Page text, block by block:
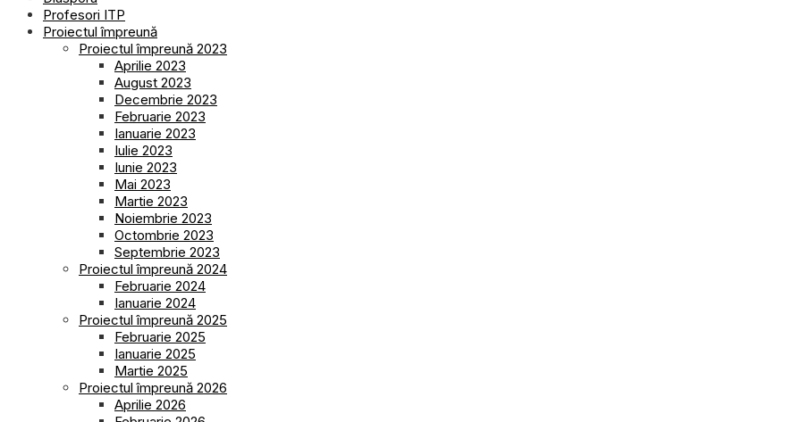
Profesori ITP
Proiectul împreună
Proiectul împreună 2023
Aprilie 2023
August 2023
Decembrie 2023
Februarie 2023
Ianuarie 2023
Iulie 2023
Iunie 2023
Mai 2023
Martie 2023
Noiembrie 2023
Octombrie 2023
Septembrie 2023
Proiectul împreună 2024
Februarie 2024
Ianuarie 2024
Proiectul împreună 2025
Februarie 2025
Ianuarie 2025
Martie 2025
Proiectul împreună 2026
Aprilie 2026